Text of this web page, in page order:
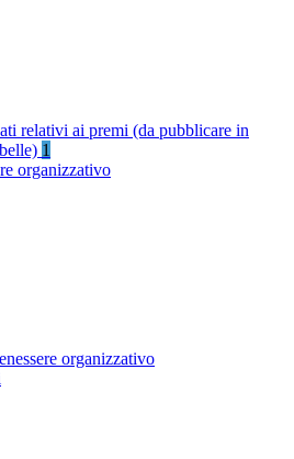
relativi ai premi (da pubblicare in
1
organizzativo
organizzativo